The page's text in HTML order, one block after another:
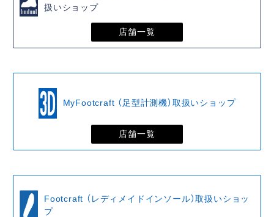
扱いショップ
店舗一覧
MyFootcraft （足型計測機）取扱いショップ
店舗一覧
Footcraft （レディメイドインソール）取扱いショッ
プ